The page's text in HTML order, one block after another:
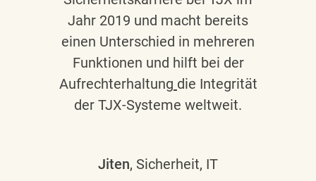
Jahr 2019 und macht bereits
einen Unterschied in mehreren
Funktionen und hilft bei der
Aufrechterhaltung die Integrität
der TJX-Systeme weltweit.
Jiten, Sicherheit, IT